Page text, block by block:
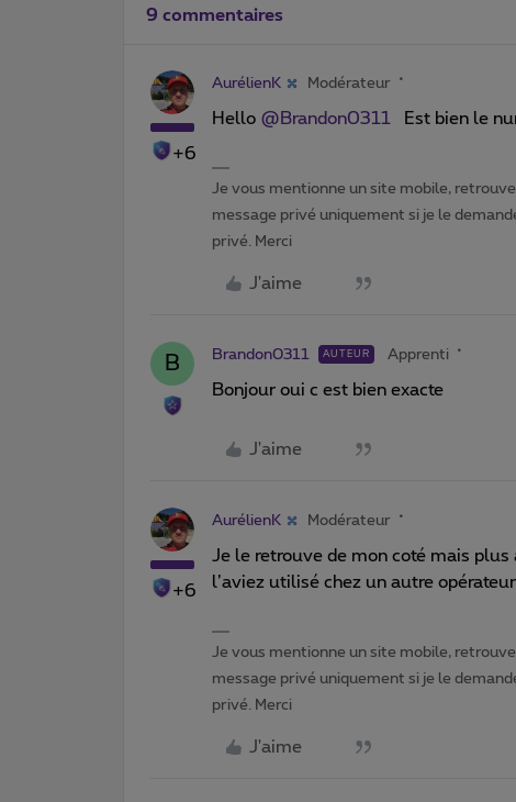
9 commentaires
+6
AurélienK Modérateur
Hello ​ @Brandon0311 Est bien le
Je vous mentionne un site mobile,
message privé uniquement si je le
privé. Merci
J'aime
B Brandon0311 AUTEUR Apprenti
Bonjour oui c est bien exacte
J'aime
+6
AurélienK Modérateur
Je le retrouve de mon coté mais
l’aviez utilisé chez un autre
Je vous mentionne un site mobile,
message privé uniquement si je le
privé. Merci
J'aime